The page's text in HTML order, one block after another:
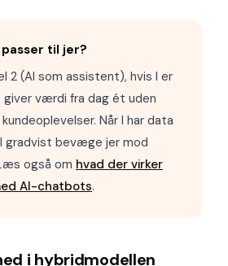
til jer?
2 (AI som assistent), hvis I er
giver værdi fra dag ét uden
Når I har data
gradvist bevæge jer mod
også om hvad der virker
AI-chatbots.
i hybridmodellen